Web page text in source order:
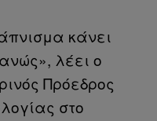
κάνει
λέει ο
Πρόεδρος
στο